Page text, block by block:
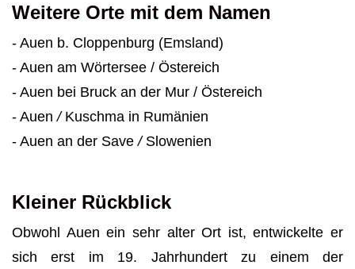
Weitere Orte mit dem Namen
- Auen b. Cloppenburg (Emsland)
- Auen am Wörtersee / Östereich
- Auen bei Bruck an der Mur / Östereich
- Auen/ Kuschma in Rumänien
- Auen an der Save/ Slowenien
Kleiner Rückblick
Obwohl Auen ein sehr alter Ort ist, entwickelte er
sich erst im 19. Jahrhundert zu einem der